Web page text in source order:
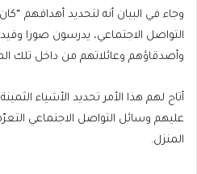
وجاء في البيان أنه لتحديد أهدافهم
التواصل الاجتماعي، يدرسون صورا
وأصدقاؤهم وعائلاتهم من داخل تلك
أتاح لهم هذا الأمر تحديد الأشياء
عليهم وسائل التواصل الاجتماعي
المنزل.